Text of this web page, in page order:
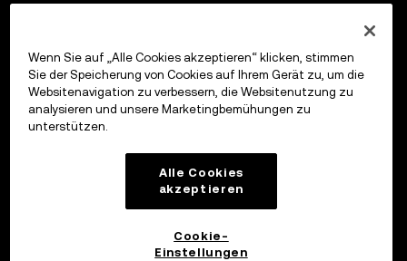
Wenn Sie auf „Alle Cookies akzeptieren“ klicken, stimmen
Sie der Speicherung von Cookies auf Ihrem Gerät zu, um die
Websitenavigation zu verbessern, die Websitenutzung zu
analysieren und unsere Marketingbemühungen zu
unterstützen.
Alle Cookies
akzeptieren
Cookie-
Einstellungen